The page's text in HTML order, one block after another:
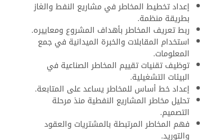
إعداد تخطيط المخاطر في مشاريع النفط والغاز
بطريقة منظمة.
ربط تعريف المخاطر بأهداف المشروع ومعاييره.
استخدام المقابلات والخبرة الميدانية في جمع
المعلومات.
توظيف تقنيات تقييم المخاطر الصناعية في
البيئات التشغيلية.
إعداد خط أساس للمخاطر يساعد على المتابعة.
تحليل مخاطر المشاريع النفطية منذ مرحلة
التصميم.
فهم المخاطر المرتبطة بالمشتريات والعقود
والتوريد.